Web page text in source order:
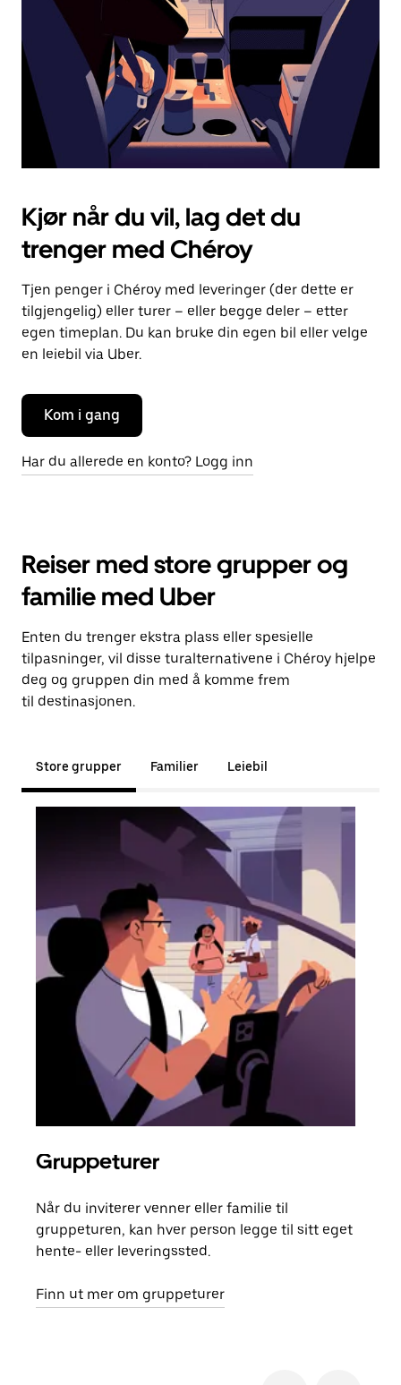
kalenderen.
Kjør når du vil, lag det du
trenger med Chéroy
Tjen penger i Chéroy med leveringer (der dette er
tilgjengelig) eller turer – eller begge deler – etter
egen timeplan. Du kan bruke din egen bil eller velge
en leiebil via Uber.
Kom i gang
Har du allerede en konto? Logg inn
Reiser med store grupper og
familie med Uber
Enten du trenger ekstra plass eller spesielle
tilpasninger, vil disse turalternativene i Chéroy hjelpe
deg og gruppen din med å komme frem
til destinasjonen.
Store grupper Familier Leiebil
Gruppeturer
Når du inviterer venner eller familie til
gruppeturen, kan hver person legge til sitt eget
hente- eller leveringssted.
Finn ut mer om gruppeturer